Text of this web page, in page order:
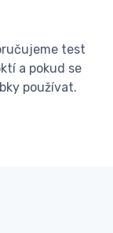
test
a pokud se
používat.